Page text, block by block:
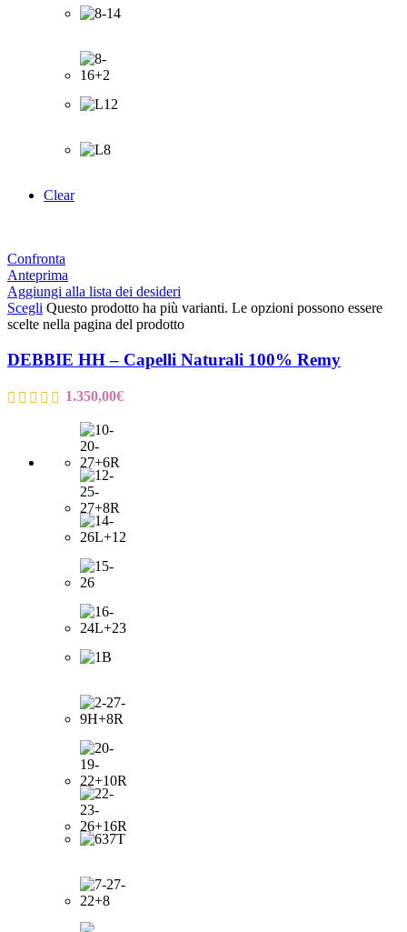
Clear
Confronta
Anteprima
Aggiungi alla lista dei desideri
Scegli Questo prodotto ha più varianti. Le opzioni possono essere
scelte nella pagina del prodotto
DEBBIE HH – Capelli Naturali 100% Remy
1.350,00€